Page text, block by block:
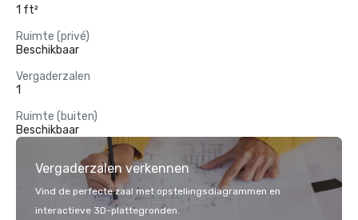
1 ft²
Ruimte (privé)
Beschikbaar
Vergaderzalen
1
Ruimte (buiten)
Beschikbaar
Vergaderzalen verkennen
Vind de perfecte zaal met opstellingsdiagrammen en
interactieve 3D-plattegronden.